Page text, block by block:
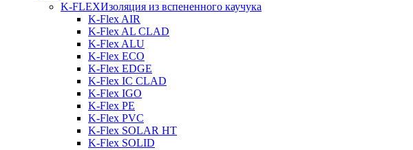
K-FLEXИзоляция из вспененного каучука
K-Flex AIR
K-Flex AL CLAD
K-Flex ALU
K-Flex ECO
K-Flex EDGE
K-Flex IC CLAD
K-Flex IGO
K-Flex PE
K-Flex PVC
K-Flex SOLAR HT
K-Flex SOLID